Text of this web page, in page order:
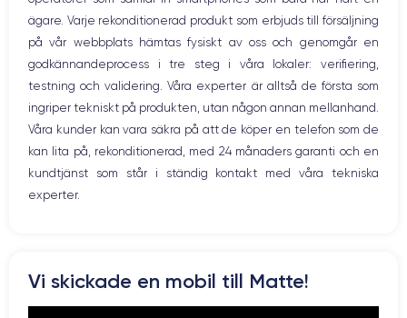
Skärm:
en utmärkt OLED-skärm
upplösning på 2532 x 1170 pixlar med en densitet på 460 pixlar per
tum. Den är HDR-kompatibel och har ett kontrastförhållande på 2 000
000:1. Med andra ord säkerställer den att du får skimrande färger och
djupa svarta färger.
det perfekta valet . Tack vare Dolby Atmos-stereohögtalarna är
ljudet perfekt spatialiserat och du kan njuta fullt ut av ditt innehåll
hemma eller på språng.
WiFi
Nätverk
Vibration
Prise USB
ägare. Varje rekonditionerad produkt som erbjuds till försäljning
på vår webbplats hämtas fysiskt av oss och genomgår en
godkännandeprocess i tre steg i våra lokaler: verifiering,
testning och validering. Våra experter är alltså de första som
ingriper tekniskt på produkten, utan någon annan mellanhand.
Våra kunder kan vara säkra på att de köper en telefon som de
kan lita på, rekonditionerad, med 24 månaders garanti och en
kundtjänst som står i ständig kontakt med våra tekniska
experter.
Vi skickade en mobil till Matte!